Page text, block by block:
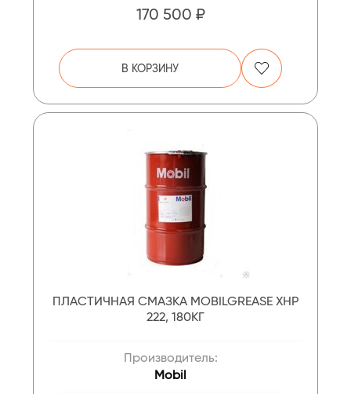
170 500 ₽
В КОРЗИНУ
ПЛАСТИЧНАЯ СМАЗКА MOBILGREASE XHP
222, 180КГ
Производитель:
Mobil